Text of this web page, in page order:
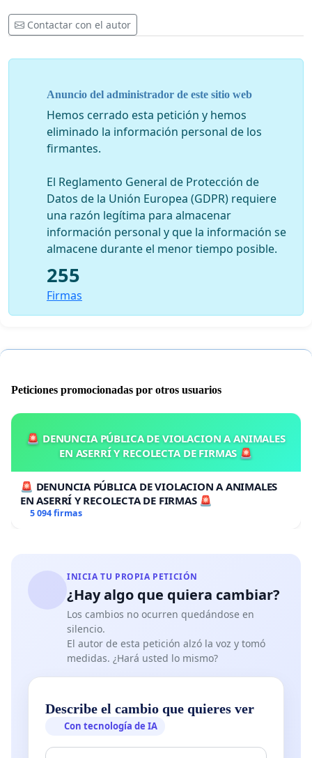
lluvia- para tener la oportunidad de lavar su ropa.
Consideramos que esto no es culpa del personal de
máquinas lavadoras, solo funciona la mitad como
debería y no son suficientes para abastecer la gran
cantidad de internos que tiene la Universidad.
solución para los problemas e inquietudes planteadas
en esta petición.
Cordiales saludos,
Estudiantes de la Universidad Adventista del Plata.
Libertador San Martín, Entre Ríos. 22/04/2021
Link de la petición de 2019
https://www.peticiones.net/mejorias_en_el_lavadero
Contactar con el autor
Anuncio del administrador de este sitio web
Hemos cerrado esta petición y hemos
eliminado la información personal de los
firmantes.
El Reglamento General de Protección de
Datos de la Unión Europea (GDPR) requiere
una razón legítima para almacenar
información personal y que la información se
almacene durante el menor tiempo posible.
255
Firmas
Peticiones promocionadas por otros usuarios
🚨 DENUNCIA PÚBLICA DE VIOLACION A ANIMALES
EN ASERRÍ Y RECOLECTA DE FIRMAS 🚨
🚨 DENUNCIA PÚBLICA DE VIOLACION A ANIMALES
EN ASERRÍ Y RECOLECTA DE FIRMAS 🚨
5 094 firmas
INICIA TU PROPIA PETICIÓN
¿Hay algo que quiera cambiar?
Los cambios no ocurren quedándose en
silencio.
El autor de esta petición alzó la voz y tomó
medidas. ¿Hará usted lo mismo?
Describe el cambio que quieres ver
Con tecnología de IA